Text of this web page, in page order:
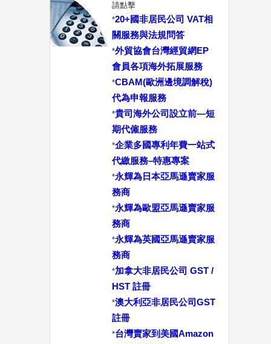
請點擊
*20+國非居民公司 VAT相
關服務與法規問答
*外貿協會台灣經貿網EP
會員各項海外拓展服務
*CBAM(歐洲邊境調解稅)
代為申報服務
*貴司海外公司設立前—短
期代僱服務
*企業多國專利年費一站式
代繳服務–特惠專案
*永輝為日本亞馬遜賣家服
務商
*永輝為歐盟亞馬遜賣家服
務商
*永輝為英國亞馬遜賣家服
務商
*加拿大非居民公司 GST /
HST 註冊
*澳大利亞非居民公司GST
註冊
*台灣賣家到美國Amazon